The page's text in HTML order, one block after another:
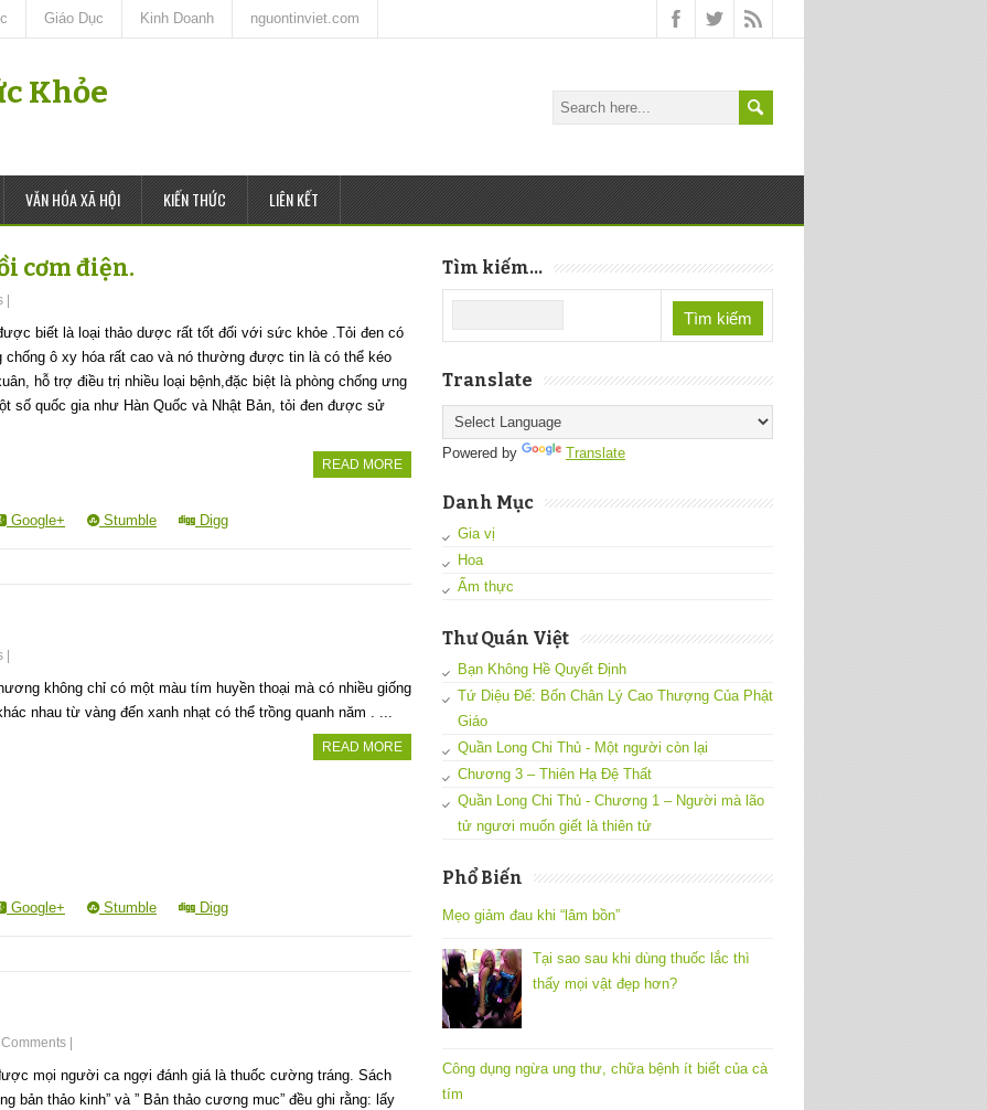
Giáo Dục Kinh Doanh nguontinviet.com
Khỏe
VĂN HÓA XÃ HỘI KIẾN THỨC LIÊN KẾT
cơm điện.
biết là loại thảo dược rất tốt đối với sức khỏe .Tỏi đen có
chống ô xy hóa rất cao và nó thường được tin là có thể kéo
hỗ trợ điều trị nhiều loại bệnh,đặc biệt là phòng chống ưng
số quốc gia như Hàn Quốc và Nhật Bản, tỏi đen được sử
READ MORE
Google+ Stumble Digg
không chỉ có một màu tím huyền thoại mà có nhiều giống
nhau từ vàng đến xanh nhạt có thể trồng quanh năm . ...
READ MORE
Google+ Stumble Digg
Comments
mọi người ca ngợi đánh giá là thuốc cường tráng. Sách
bản thảo kinh” và ” Bản thảo cương muc” đều ghi rằng: lấy
Tìm kiếm...
Translate
Powered by Translate
Danh Mục
Gia vị
Hoa
Ẩm thực
Thư Quán Việt
Bạn Không Hề Quyết Định
Tứ Diệu Đế: Bốn Chân Lý Cao Thượng Của Phật
Giáo
Quần Long Chi Thủ - Một người còn lại
Chương 3 – Thiên Hạ Đệ Thất
Quần Long Chi Thủ - Chương 1 – Người mà lão
tử ngươi muốn giết là thiên tử
Phổ Biến
Mẹo giảm đau khi “lâm bồn”
Tại sao sau khi dùng thuốc lắc thì
thấy mọi vật đẹp hơn?
Công dụng ngừa ung thư, chữa bệnh ít biết của cà
tím